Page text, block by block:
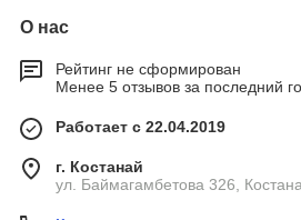
О нас
Рейтинг не сформирован
Менее 5 отзывов за последний
Работает с 22.04.2019
г. Костанай
ул. Баймагамбетова 326,